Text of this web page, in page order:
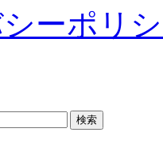
ーポリ